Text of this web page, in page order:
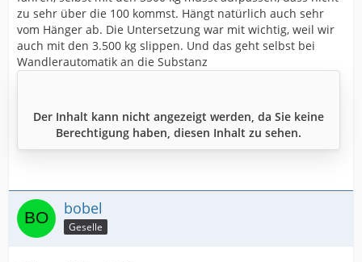
zu sehr über die 100 kommst. Hängt natürlich auch sehr
vom Hänger ab. Die Untersetzung war mit wichtig, weil wir
auch mit den 3.500 kg slippen. Und das geht selbst bei
Wandlerautomatik an die Substanz
Der Inhalt kann nicht angezeigt werden, da Sie keine
Berechtigung haben, diesen Inhalt zu sehen.
bobel
Geselle